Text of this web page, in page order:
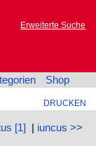
Erweiterte Suche
Shop
DRUCKEN
[1] | iuncus >>